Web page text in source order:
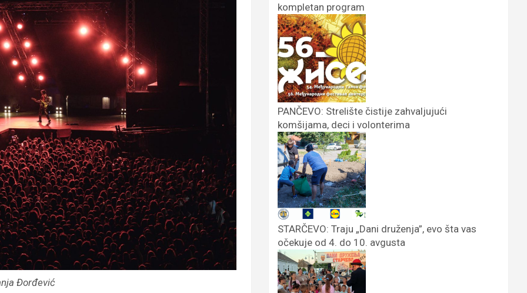
Đorđević
kompletan program
PANČEVO: Strelište čistije zahvaljujući
komšijama, deci i volonterima
STARČEVO: Traju „Dani druženja”, evo šta vas
očekuje od 4. do 10. avgusta